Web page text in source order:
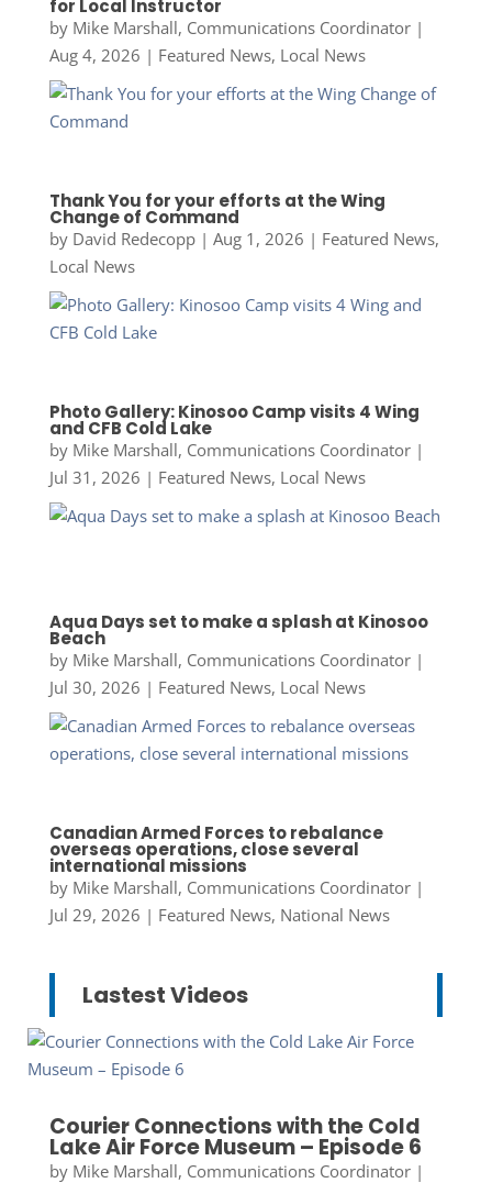
for Local Instructor
by Mike Marshall, Communications Coordinator|
Aug 4, 2026 | Featured News, Local News
Thank You for your efforts at the Wing
Change of Command
by David Redecopp| Aug 1, 2026 | Featured News,
Local News
Photo Gallery: Kinosoo Camp visits 4 Wing
and CFB Cold Lake
by Mike Marshall, Communications Coordinator|
Jul 31, 2026 | Featured News, Local News
Aqua Days set to make a splash at Kinosoo
Beach
by Mike Marshall, Communications Coordinator|
Jul 30, 2026 | Featured News, Local News
Canadian Armed Forces to rebalance
overseas operations, close several
international missions
by Mike Marshall, Communications Coordinator|
Jul 29, 2026 | Featured News, National News
Lastest Videos
Courier Connections with the Cold
Lake Air Force Museum – Episode 6
by Mike Marshall, Communications Coordinator|